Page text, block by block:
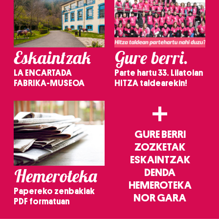
Eskaintzak
LA ENCARTADA
FABRIKA-MUSEOA
Gure berri.
Parte hartu 33. Lilatoian
HITZA taldearekin!
Hemeroteka
Papereko zenbakiak
PDF formatuan
+
GURE BERRI
ZOZKETAK
ESKAINTZAK
DENDA
HEMEROTEKA
NOR GARA